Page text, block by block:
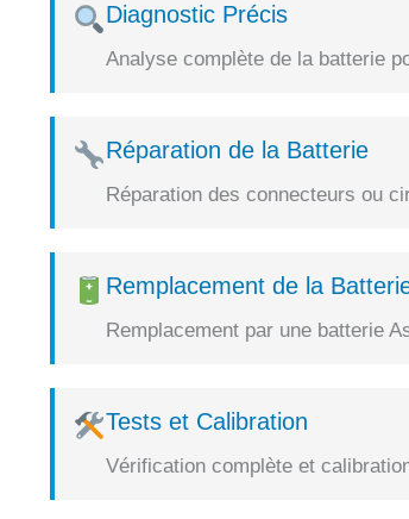
Diagnostic Précis
Analyse complète de la batterie
Réparation de la Batterie
Réparation des connecteurs ou
Remplacement de la
Remplacement par une batterie
Tests et Calibration
Vérification complète et